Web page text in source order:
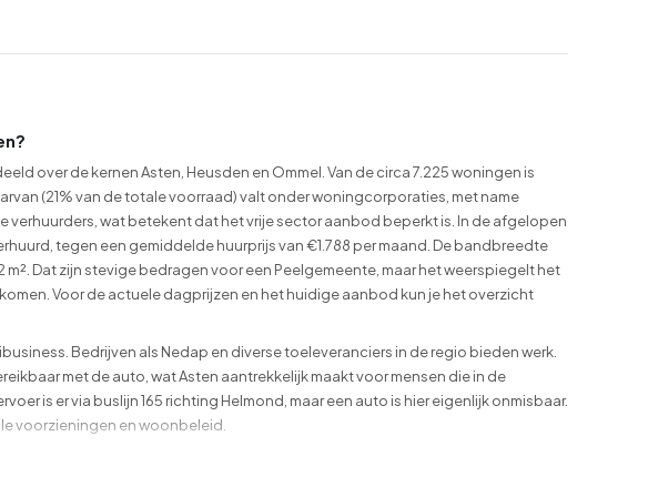
over de kernen Asten, Heusden en Ommel. Van de circa 7.225 woningen is
(21% van de totale voorraad) valt onder woningcorporaties, met name
verhuurders, wat betekent dat het vrije sector aanbod beperkt is. In de afgelopen
tegen een gemiddelde huurprijs van €1.788 per maand. De bandbreedte
Dat zijn stevige bedragen voor een Peelgemeente, maar het weerspiegelt het
Voor de actuele dagprijzen en het huidige aanbod kun je het overzicht
Bedrijven als Nedap en diverse toeleveranciers in de regio bieden werk.
met de auto, wat Asten aantrekkelijk maakt voor mensen die in de
is er via buslijn 165 richting Helmond, maar een auto is hier eigenlijk onmisbaar.
voorzieningen en woonbeleid.